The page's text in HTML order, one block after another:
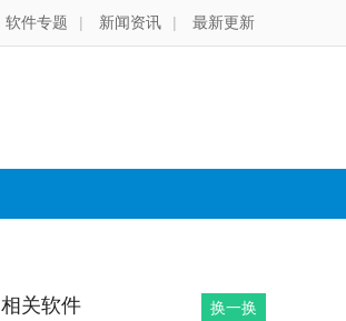
软件专题 | 新闻资讯 | 最新更新
换一换
相关软件